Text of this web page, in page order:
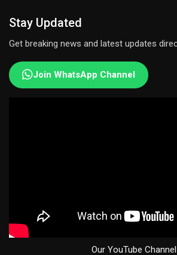
Stay Updated
Get breaking news and latest updates
Join WhatsApp Channel
Our YouTube Channel